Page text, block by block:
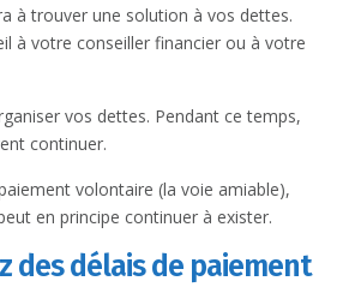
à trouver une solution à vos dettes.
à votre conseiller financier ou à votre
vos dettes. Pendant ce temps,
continuer.
volontaire (la voie amiable),
en principe continuer à exister.
des délais de paiement